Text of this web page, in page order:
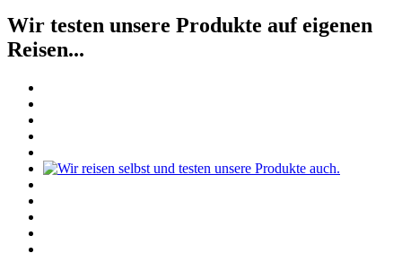
Wir testen unsere Produkte auf eigenen
Reisen...